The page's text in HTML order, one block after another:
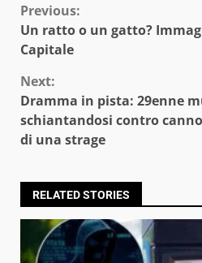
Continue
Reading
Previous:
Un ratto o un gatto?
Capitale
Next:
Dramma in pista: 29enne
schiantandosi contro
di una strage
RELATED STORIES